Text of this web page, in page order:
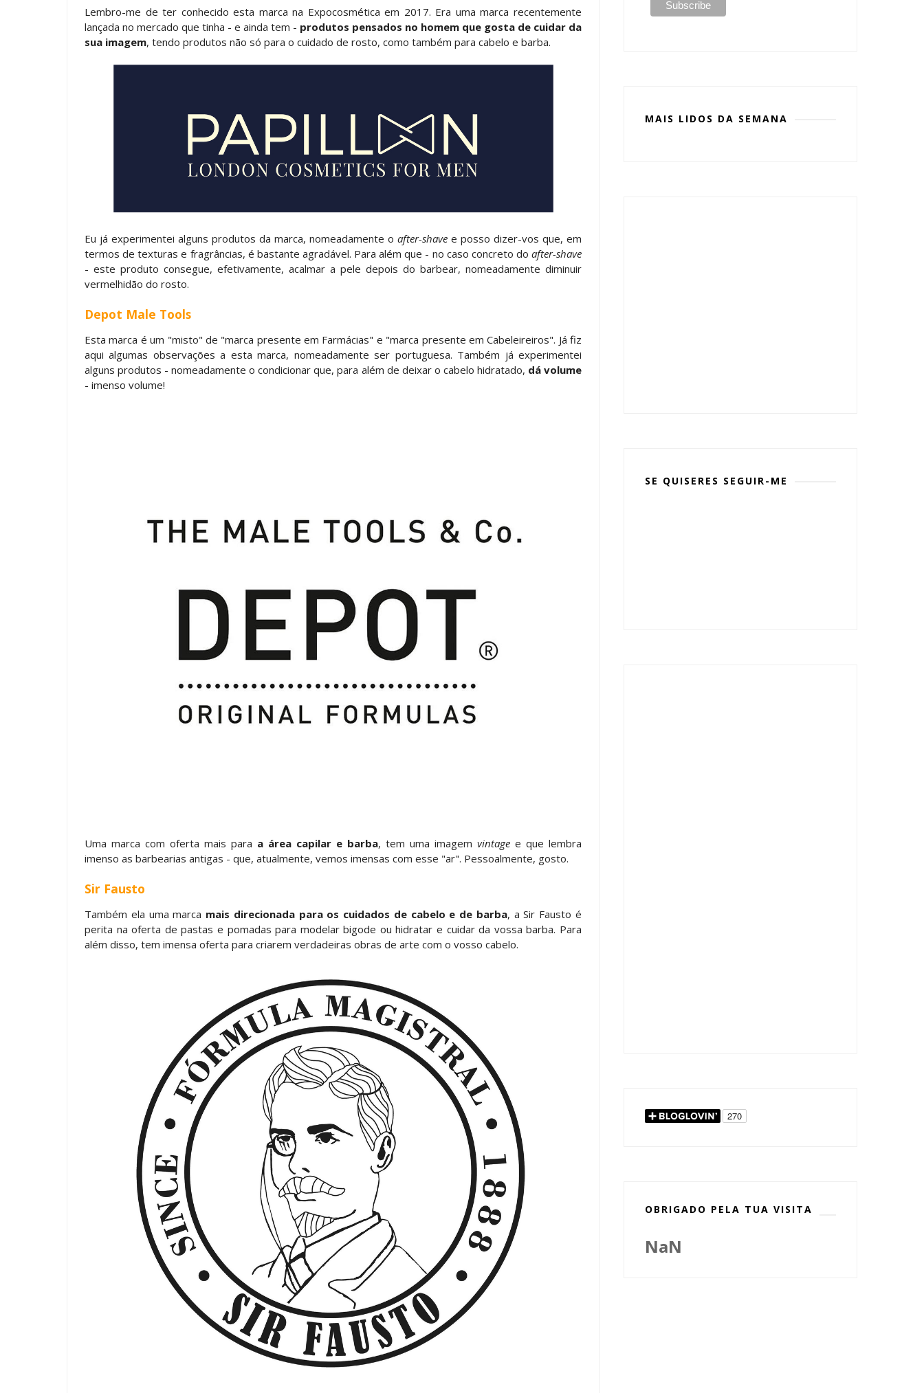
Lembro-me de ter conhecido esta marca na Expocosmética em 2017. Era uma marca recentemente
lançada no mercado que tinha - e ainda tem - produtos pensados no homem que gosta de cuidar da
sua imagem, tendo produtos não só para o cuidado de rosto, como também para cabelo e barba.
Eu já experimentei alguns produtos da marca, nomeadamente o after-shave e posso dizer-vos que, em
termos de texturas e fragrâncias, é bastante agradável. Para além que - no caso concreto do after-shave
- este produto consegue, efetivamente, acalmar a pele depois do barbear, nomeadamente diminuir
vermelhidão do rosto.
Depot Male Tools
Esta marca é um "misto" de "marca presente em Farmácias" e "marca presente em Cabeleireiros". Já fiz
aqui algumas observações a esta marca, nomeadamente ser portuguesa. Também já experimentei
alguns produtos - nomeadamente o condicionar que, para além de deixar o cabelo hidratado, dá volume
- imenso volume!
Uma marca com oferta mais para a área capilar e barba, tem uma imagem vintage e que lembra
imenso as barbearias antigas - que, atualmente, vemos imensas com esse "ar". Pessoalmente, gosto.
Sir Fausto
Também ela uma marca mais direcionada para os cuidados de cabelo e de barba, a Sir Fausto é
perita na oferta de pastas e pomadas para modelar bigode ou hidratar e cuidar da vossa barba. Para
além disso, tem imensa oferta para criarem verdadeiras obras de arte com o vosso cabelo.
MAIS LIDOS DA SEMANA
SE QUISERES SEGUIR-ME
OBRIGADO PELA TUA VISITA
NaN